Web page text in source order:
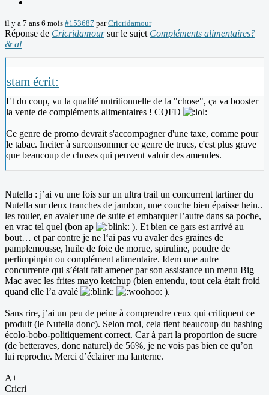
il y a 7 ans 6 mois #153687 parCricridamour
Réponse de Cricridamoursur le sujet Compléments alimentaires?
& al
stam écrit:
Et du coup, vu la qualité nutritionnelle de la "chose", ça va booster
la vente de compléments alimentaires ! CQFD
Ce genre de promo devrait s'accompagner d'une taxe, comme pour
le tabac. Inciter à surconsommer ce genre de trucs, c'est plus grave
que beaucoup de choses qui peuvent valoir des amendes.
Nutella : j’ai vu une fois sur un ultra trail un concurrent tartiner du
Nutella sur deux tranches de jambon, une couche bien épaisse hein..
les rouler, en avaler une de suite et embarquer l’autre dans sa poche,
en vrac tel quel (bon ap
). Et bien ce gars est arrivé au
bout… et par contre je ne l‘ai pas vu avaler des graines de
pamplemousse, huile de foie de morue, spiruline, poudre de
perlimpinpin ou complément alimentaire. Idem une autre
concurrente qui s’était fait amener par son assistance un menu Big
Mac avec les frites mayo ketchup (bien entendu, tout cela était froid
quand elle l’a avalé
).
Sans rire, j’ai un peu de peine à comprendre ceux qui critiquent ce
produit (le Nutella donc). Selon moi, cela tient beaucoup du bashing
écolo-bobo-politiquement correct. Car à part la proportion de sucre
(de betteraves, donc naturel) de 56%, je ne vois pas bien ce qu’on
lui reproche. Merci d’éclairer ma lanterne.
A+
Cricri